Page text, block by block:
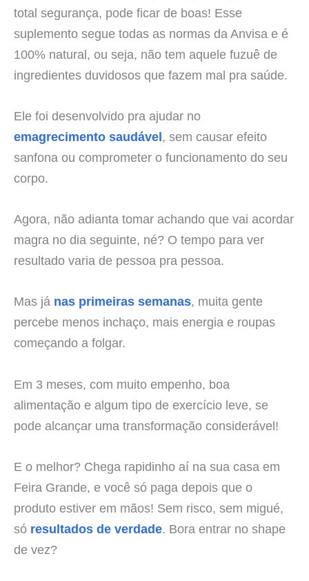
total segurança, pode ficar de boas! Esse
suplemento segue todas as normas da Anvisa e é
100% natural, ou seja, não tem aquele fuzuê de
ingredientes duvidosos que fazem mal pra saúde.
Ele foi desenvolvido pra ajudar no
emagrecimento saudável, sem causar efeito
sanfona ou comprometer o funcionamento do seu
corpo.
Agora, não adianta tomar achando que vai acordar
magra no dia seguinte, né? O tempo para ver
resultado varia de pessoa pra pessoa.
Mas já nas primeiras semanas, muita gente
percebe menos inchaço, mais energia e roupas
começando a folgar.
Em 3 meses, com muito empenho, boa
alimentação e algum tipo de exercício leve, se
pode alcançar uma transformação considerável!
E o melhor? Chega rapidinho aí na sua casa em
Feira Grande, e você só paga depois que o
produto estiver em mãos! Sem risco, sem migué,
só resultados de verdade. Bora entrar no shape
de vez?